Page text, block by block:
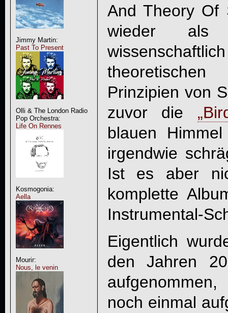
Jimmy Martin:
Past To Present
Olli & The London Radio
Pop Orchestra:
Life On Rennes
Kosmogonia:
Aella
Mourir:
Nous, le venin
And Theory Of
wieder
Prinzipien von
zuvor die
blauen
irgendwie
Ist es aber
komplette
Instrumental-
Eigentlich
den Jahren
noch einmal